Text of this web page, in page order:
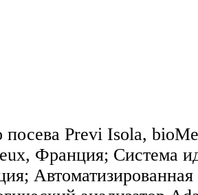
посева Previ Isola,
Франция; Система